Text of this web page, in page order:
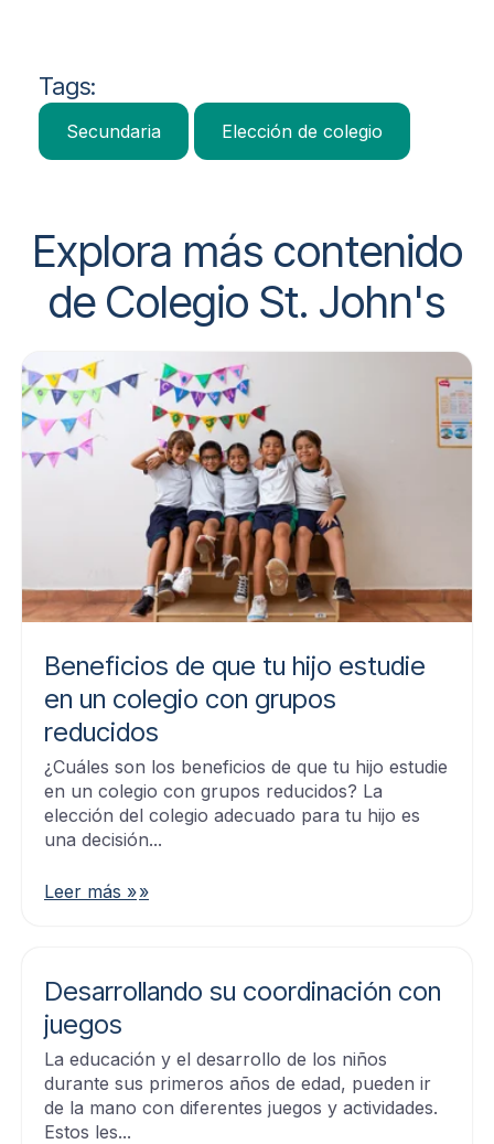
Tags:
Secundaria Elección de colegio
Explora más contenido
de Colegio St. John's
Beneficios de que tu hijo estudie
en un colegio con grupos
reducidos
¿Cuáles son los beneficios de que tu hijo estudie
en un colegio con grupos reducidos? La
elección del colegio adecuado para tu hijo es
una decisión...
Leer más »
Desarrollando su coordinación con
juegos
La educación y el desarrollo de los niños
durante sus primeros años de edad, pueden ir
de la mano con diferentes juegos y actividades.
Estos les...